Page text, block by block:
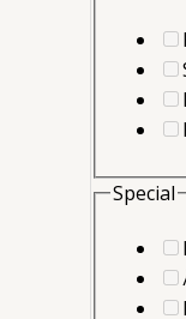
Special